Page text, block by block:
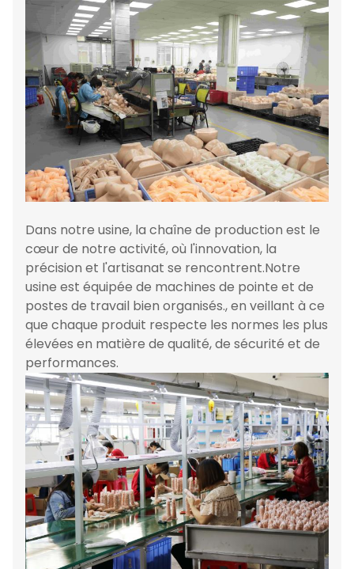
Dans notre usine, la chaîne de production est le
cœur de notre activité, où l'innovation, la
précision et l'artisanat se rencontrent.Notre
usine est équipée de machines de pointe et de
postes de travail bien organisés., en veillant à ce
que chaque produit respecte les normes les plus
élevées en matière de qualité, de sécurité et de
performances.